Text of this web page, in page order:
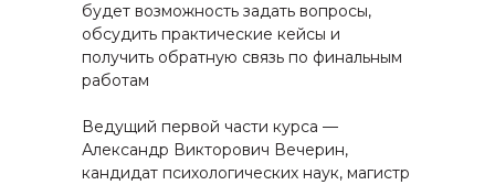
будет возможность задать вопросы,
обсудить практические кейсы и
получить обратную связь по финальным
работам
Ведущий первой части курса —
Александр Викторович Вечерин,
кандидат психологических наук, магистр